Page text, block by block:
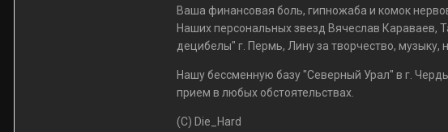
Ваша финансовая боль, гипножаба и комок
Наших персональных звезд Вячеслав Караваев,
децибелы" г. Пермь, Лину за творчество, музыку,
Нашу бессменную базу "Северный Урал" в г.
прием в любых обстоятельствах.
(C) Die_Hard